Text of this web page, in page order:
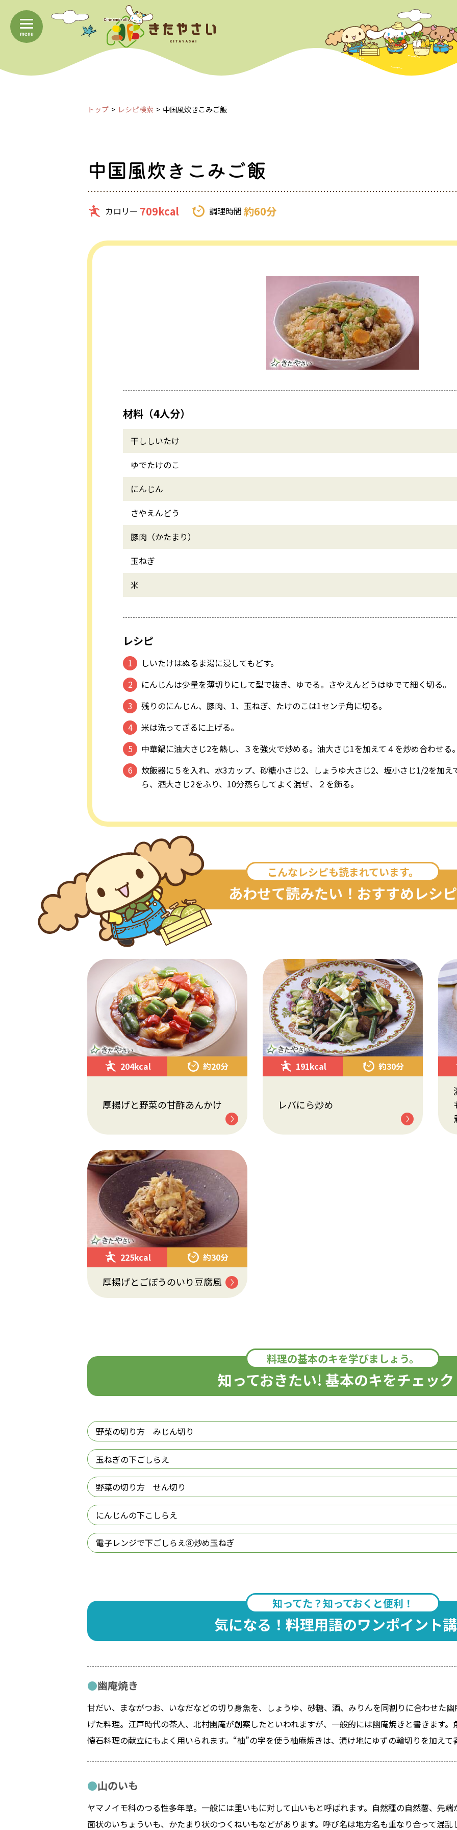
menu
トップ レシピ検索 中国風炊きこみご飯
中国風炊きこみご飯
カロリー 709kcal 調理時間 約60分
材料（4人分）
干ししいたけ
ゆでたけのこ
にんじん
さやえんどう
豚肉（かたまり）
玉ねぎ
米
レシピ
しいたけはぬるま湯に浸してもどす。
にんじんは少量を薄切りにして型で抜き、ゆでる。さやえんどうはゆでて細く切る。
残りのにんじん、豚肉、1、玉ねぎ、たけのこは1センチ角に切る。
米は洗ってざるに上げる。
中華鍋に油大さじ2を熱し、３を強火で炒める。油大さじ1を加えて４を炒め合わせる
炊飯器に５を入れ、水3カップ、砂糖小さじ2、しょうゆ大さじ2、塩小さじ1/2を加え
ら、酒大さじ2をふり、10分蒸らしてよく混ぜ、２を飾る。
こんなレシピも読まれています。
あわせて読みたい！おすすめレシピ
204kcal 約20分
厚揚げと野菜の甘酢あんかけ
191kcal 約30分
レバにら炒め
225kcal 約30分
厚揚げとごぼうのいり豆腐風
料理の基本のキを学びましょう。
知っておきたい! 基本のキをチェッ
野菜の切り方 みじん切り
玉ねぎの下ごしらえ
野菜の切り方 せん切り
にんじんの下こしらえ
電子レンジで下ごしらえ⑧炒め玉ねぎ
知ってた？知っておくと便利！
気になる！料理用語のワンポイント
幽庵焼き
甘だい、まながつお、いなだなどの切り身魚を、しょうゆ、砂糖、酒、みりんを同割りに合わせた
げた料理。江戸時代の茶人、北村幽庵が創案したといわれますが、一般的には幽庵焼きと書きます
懐石料理の献立にもよく用いられます。“柚”の字を使う柚庵焼きは、漬け地にゆずの輪切りを加え
山のいも
ヤマノイモ科のつる性多年草。一般には里いもに対して山いもと呼ばれます。自然種の自然薯、先
面状のいちょういも、かたまり状のつくねいもなどがあります。呼び名は地方名も重なり合って混